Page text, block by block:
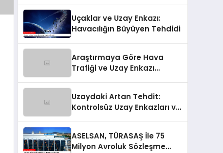
Uçaklar ve Uzay Enkazı:
Havacılığın Büyüyen Tehdidi
Araştırmaya Göre Hava
Trafiği ve Uzay Enkazı
Uzaydaki Artan Tehdit:
Kontrolsüz Uzay Enkazları ve
ASELSAN, TÜRASAŞ İle 75
Milyon Avroluk Sözleşme